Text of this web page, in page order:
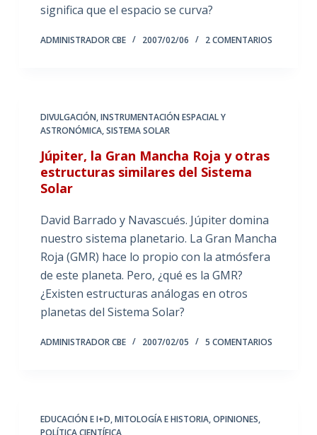
significa que el espacio se curva?
ADMINISTRADOR CBE 2007/02/06 2 COMENTARIOS
DIVULGACIÓN,INSTRUMENTACIÓN ESPACIAL Y
ASTRONÓMICA,SISTEMA SOLAR
Júpiter, la Gran Mancha Roja y otras
estructuras similares del Sistema
Solar
David Barrado y Navascués. Júpiter domina
nuestro sistema planetario. La Gran Mancha
Roja (GMR) hace lo propio con la atmósfera
de este planeta. Pero, ¿qué es la GMR?
¿Existen estructuras análogas en otros
planetas del Sistema Solar?
ADMINISTRADOR CBE 2007/02/05 5 COMENTARIOS
EDUCACIÓN E I+D,MITOLOGÍA E HISTORIA,OPINIONES,
POLÍTICA CIENTÍFICA